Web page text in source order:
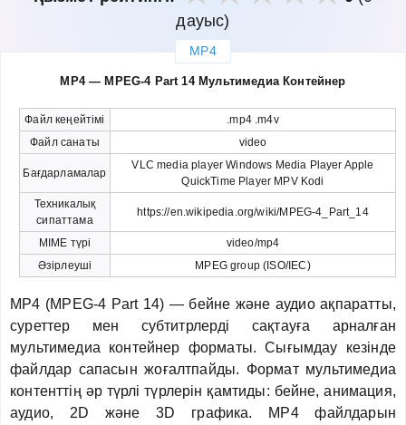
дауыс)
MP4
MP4 — MPEG-4 Part 14 Мультимедиа Контейнер
Файл кеңейтімі
.mp4 .m4v
Файл санаты
video
Бағдарламалар
VLC media player Windows Media Player Apple
QuickTime Player MPV Kodi
Техникалық
сипаттама
https://en.wikipedia.org/wiki/MPEG-4_Part_14
MIME түрі
video/mp4
Әзірлеуші
MPEG group (ISO/IEC)
MP4 (MPEG-4 Part 14) — бейне және аудио ақпаратты,
суреттер мен субтитрлерді сақтауға арналған
мультимедиа контейнер форматы. Сығымдау кезінде
файлдар сапасын жоғалтпайды. Формат мультимедиа
контенттің әр түрлі түрлерін қамтиды: бейне, анимация,
аудио, 2D және 3D графика. MP4 файлдарын